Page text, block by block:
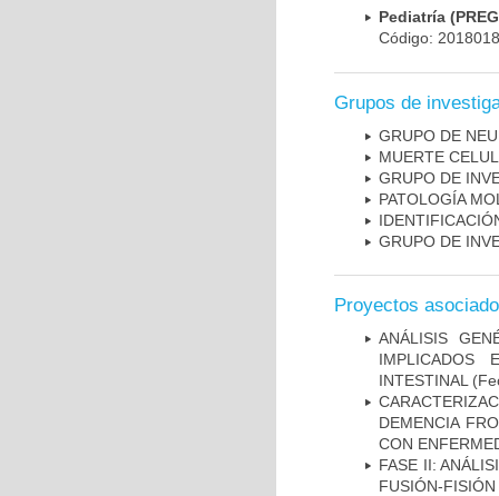
Pediatría
Código:
Grupos de
GRUPO DE
MUERTE
GRUPO DE
PATOLOGÍA
GRUPO DE
Proyectos
ANÁLISIS
IMPLICADOS
INTESTINAL
DEMENCIA
CON
FASE II:
FUSIÓN-